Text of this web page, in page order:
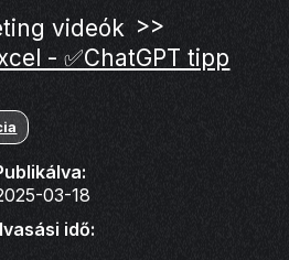
videók >>
- ✅ChatGPT tipp
03-18
idő: